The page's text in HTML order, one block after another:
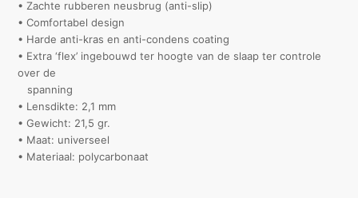
• Zachte rubberen neusbrug (anti-slip)
• Comfortabel design
• Harde anti-kras en anti-condens coating
• Extra ‘flex’ ingebouwd ter hoogte van de slaap ter controle
over de
spanning
• Lensdikte: 2,1 mm
• Gewicht: 21,5 gr.
• Maat: universeel
• Materiaal: polycarbonaat